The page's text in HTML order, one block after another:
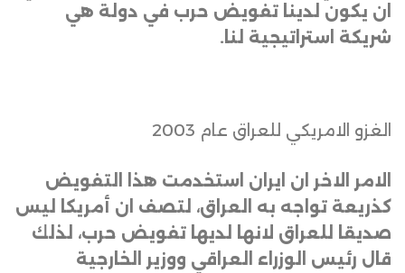
ان يكون لدينا تفويض حرب في دولة هي
شريكة استراتيجية لنا .
الغزو الامريكي للعراق عام 2003
الامر الاخر ان ايران استخدمت هذا التفويض
كذريعة تواجه به العراق، لتصف ان أمريكا ليس
صديقا للعراق لانها لديها تفويض حرب، لذلك
قال رئيس الوزراء العراقي ووزير الخارجية